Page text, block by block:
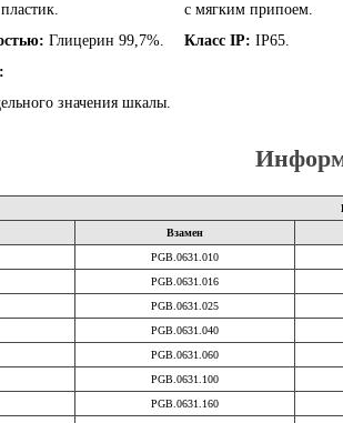
с мягким припоем.
Глицерин 99,7%. Класс IP: IP65.
значения шкалы.
Взамен
PGB.0631.010
PGB.0631.016
PGB.0631.025
PGB.0631.040
PGB.0631.060
PGB.0631.100
PGB.0631.160